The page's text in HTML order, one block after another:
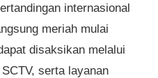
internasional
meriah mulai
disaksikan melalui
serta layanan